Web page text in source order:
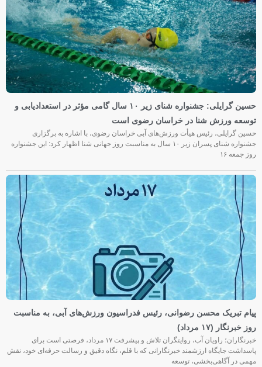
حسین گرایلی: جشنواره شنای زیر ۱۰ سال گامی مؤثر در استعدادیابی و
توسعه ورزش شنا در خراسان رضوی است
حسین گرایلی، رئیس هیأت ورزش‌های آبی خراسان رضوی، با اشاره به برگزاری
جشنواره شنای پسران زیر ۱۰ سال به مناسبت روز جهانی شنا اظهار کرد: این جشنواره
روز جمعه‌ ۱۶
پیام تبریک محسن رضوانی، رئیس فدراسیون ورزش‌های آبی، به مناسبت
روز خبرنگار (۱۷ مرداد)
خبرنگاران؛ راویان آب، روایتگران تلاش و پیشرفت ۱۷ مرداد، فرصتی است برای
پاسداشت جایگاه ارزشمند خبرنگارانی که با قلم، نگاه دقیق و رسالت حرفه‌ای خود، نقش
مهمی در آگاهی‌بخشی، توسعه